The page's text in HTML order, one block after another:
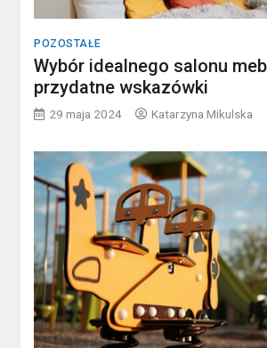
POZOSTAŁE
Wybór idealnego salonu
przydatne wskazówki
29 maja 2024 Katarzyna Mikulska